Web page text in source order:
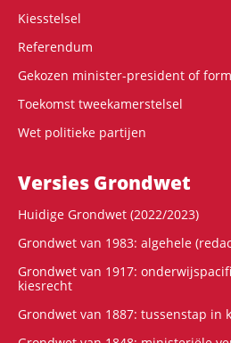
Kiesstelsel
Referendum
Gekozen minister-president of
Toekomst tweekamerstelsel
Wet politieke partijen
Versies Grondwet
Huidige Grondwet (2022/2023)
Grondwet van 1983: algehele
Grondwet van 1917:
kiesrecht
Grondwet van 1887: tussenstap in